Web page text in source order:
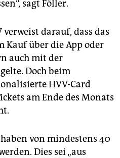
sagt Föller.
verweist darauf, dass das
Kauf über die App oder
auch mit der
Doch beim
HVV-Card
am Ende des Monats
von mindestens 40
Dies sei „aus